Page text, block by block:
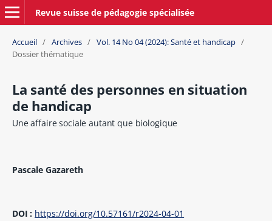
Revue suisse de pédagogie spécialisée
Accueil / Archives / Vol. 14 No 04 (2024): Santé et handicap /
Dossier thématique
La santé des personnes en situation
de handicap
Une affaire sociale autant que biologique
Pascale Gazareth
DOI : https://doi.org/10.57161/r2024-04-01